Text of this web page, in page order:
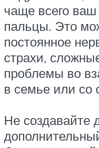
чаще всего
пальцы. Это
постоянное
страхи,
проблемы во
в семье или со
Не создавайте